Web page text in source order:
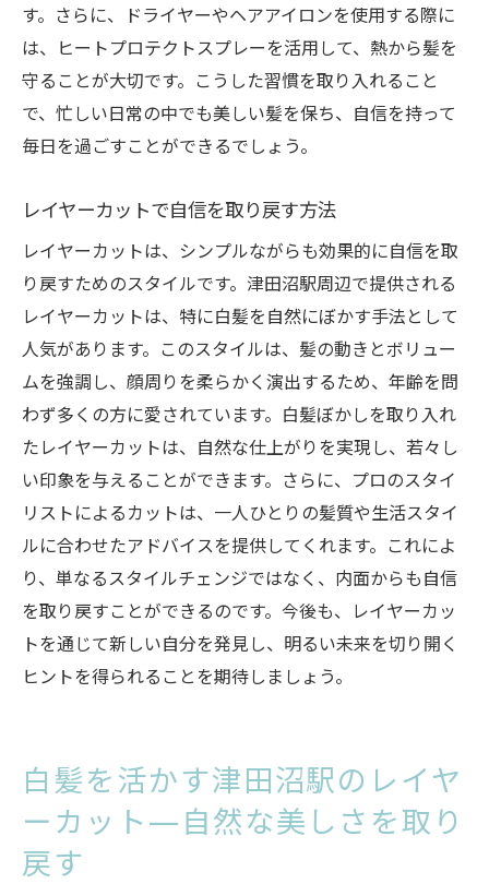
す。さらに、ドライヤーやヘアアイロンを使用する際に
は、ヒートプロテクトスプレーを活用して、熱から髪を
守ることが大切です。こうした習慣を取り入れること
で、忙しい日常の中でも美しい髪を保ち、自信を持って
毎日を過ごすことができるでしょう。
レイヤーカットで自信を取り戻す方法
レイヤーカットは、シンプルながらも効果的に自信を取
り戻すためのスタイルです。津田沼駅周辺で提供される
レイヤーカットは、特に白髪を自然にぼかす手法として
人気があります。このスタイルは、髪の動きとボリュー
ムを強調し、顔周りを柔らかく演出するため、年齢を問
わず多くの方に愛されています。白髪ぼかしを取り入れ
たレイヤーカットは、自然な仕上がりを実現し、若々し
い印象を与えることができます。さらに、プロのスタイ
リストによるカットは、一人ひとりの髪質や生活スタイ
ルに合わせたアドバイスを提供してくれます。これによ
り、単なるスタイルチェンジではなく、内面からも自信
を取り戻すことができるのです。今後も、レイヤーカッ
トを通じて新しい自分を発見し、明るい未来を切り開く
ヒントを得られることを期待しましょう。
白髪を活かす津田沼駅のレイヤ
ーカット—自然な美しさを取り
戻す